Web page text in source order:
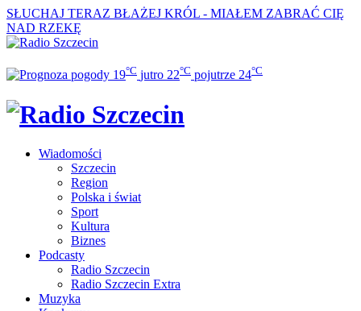
SŁUCHAJ TERAZ BŁAŻEJ KRÓL - MIAŁEM ZABRAĆ CIĘ
NAD RZEKĘ
19°C jutro 22°C pojutrze 24°C
Wiadomości
Szczecin
Region
Polska i świat
Sport
Kultura
Biznes
Podcasty
Radio Szczecin
Radio Szczecin Extra
Muzyka